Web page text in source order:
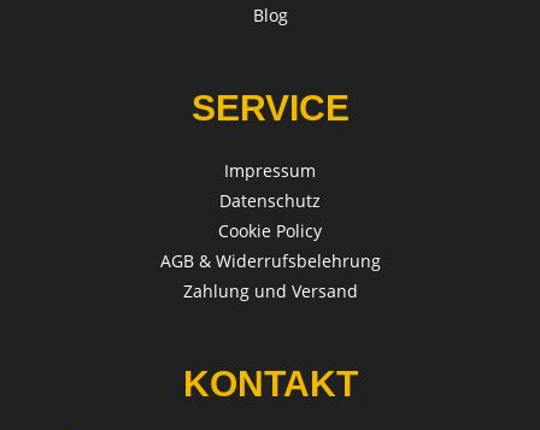
Blog
SERVICE
Impressum
Datenschutz
Cookie Policy
AGB & Widerrufsbelehrung
Zahlung und Versand
KONTAKT